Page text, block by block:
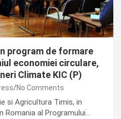
program de formare
economiei circulare,
Climate KIC (P)
No Comments
si Agricultura Timis, in
Romania al Programului…